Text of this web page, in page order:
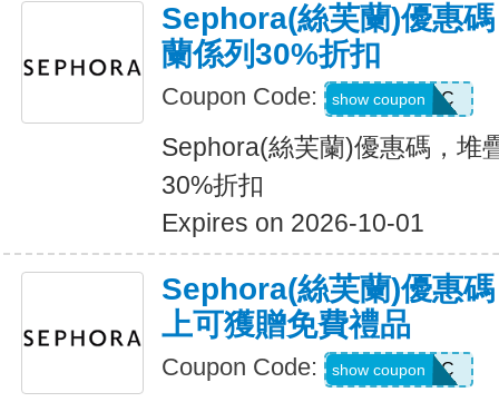
Sephora(絲芙蘭)優惠
蘭係列30%折扣
Coupon Code: SAVESC
show coupon
Sephora(絲芙蘭)優惠碼，堆
30%折扣
Expires on 2026-10-01
Sephora(絲芙蘭)優惠
上可獲贈免費禮品
Coupon Code: CROWNLIC
show coupon